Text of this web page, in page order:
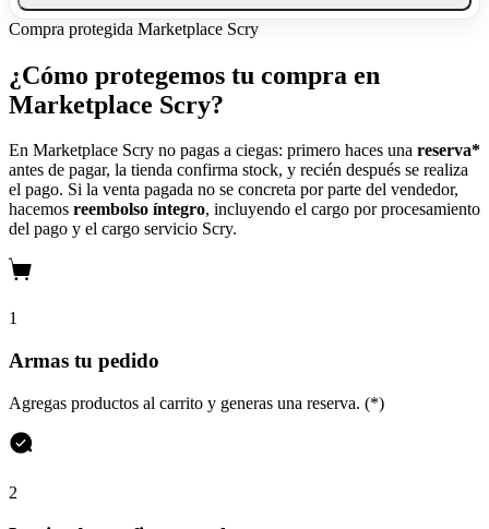
Compra protegida Marketplace Scry
¿Cómo protegemos tu compra en
Marketplace Scry?
En Marketplace Scry no pagas a ciegas: primero haces una reserva*
antes de pagar, la tienda confirma stock, y recién después se realiza
el pago. Si la venta pagada no se concreta por parte del vendedor,
hacemos reembolso íntegro, incluyendo el cargo por procesamiento
del pago y el cargo servicio Scry.
1
Armas tu pedido
Agregas productos al carrito y generas una reserva. (*)
2